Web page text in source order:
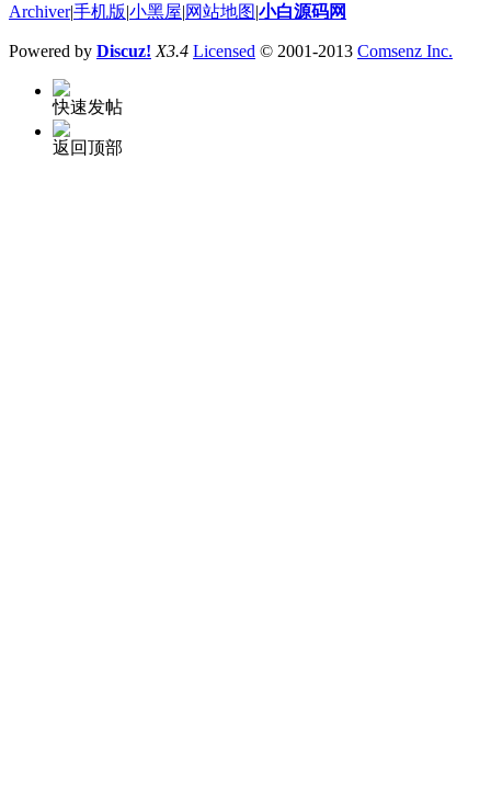
Archiver|手机版|小黑屋|网站地图|小白源码网
Powered by Discuz! X3.4 Licensed © 2001-2013 Comsenz Inc.
快速发帖
返回顶部